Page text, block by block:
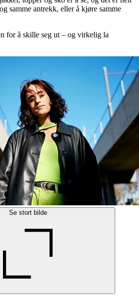
samme antrekk, eller å kjøre samme
for å skille seg ut – og virkelig la
Se stort bilde